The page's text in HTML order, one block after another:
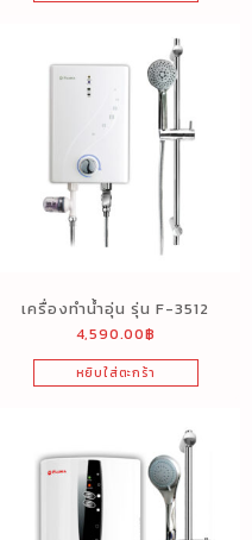
เครื่องทำน้ำอุ่น รุ่น F-3512
4,590.00฿
หยิบใส่ตะกร้า